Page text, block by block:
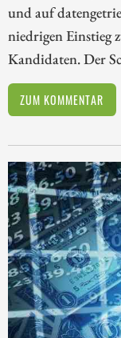
und auf
niedrigen Einstieg
Kandidaten. Der
ZUM KOMMENTAR